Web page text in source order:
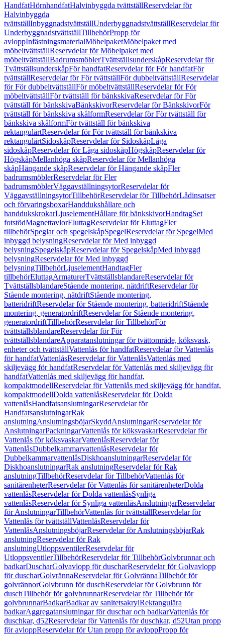
HandfatHörnhandfatHalvinbyggda tvättställReservdelar för
Halvinbyggda
tvättställInbyggnadstvättställUnderbyggnadstvättställReservdelar för
UnderbyggnadstvättställTillbehörPropp för
avloppInfästningsmaterialMöbelpaketMöbelpaket med
möbeltvättställReservdelar för Möbelpaket med
möbeltvättställBadrumsmöblerTvättställsunderskåpReservdelar för
TvättställsunderskåpFör handfatReservdelar för För handfatFör
tvättställReservdelar för För tvättställFör dubbeltvättställReservdelar
för För dubbeltvättställFör möbeltvättställReservdelar för För
möbeltvättställFör tvättställ för bänkskivaReservdelar för För
tvättställ för bänkskivaBänkskivorReservdelar för BänkskivorFör
tvättställ för bänkskiva skålformReservdelar för För tvättställ för
bänkskiva skålformFör tvättställ för bänkskiva
rektangulärtReservdelar för För tvättställ för bänkskiva
rektangulärtSidoskåpReservdelar för SidoskåpLåga
sidoskåpReservdelar för Låga sidoskåpHögskåpReservdelar för
HögskåpMellanhöga skåpReservdelar för Mellanhöga
skåpHängande skåpReservdelar för Hängande skåpFler
badrumsmöblerReservdelar för Fler
badrumsmöblerVäggavställningsytorReservdelar för
VäggavställningsytorTillbehörReservdelar för TillbehörLådinsatser
och förvaringsboxarHanddukshållare och
handdukskrokarLjuselementHållare för bänkskivorHandtagSet
fotstödMagnettavlorEluttagReservdelar för EluttagFler
tillbehörSpeglar och spegelskåpSpegelReservdelar för SpegelMed
inbyggd belysningReservdelar för Med inbyggd
belysningSpegelskåpReservdelar för SpegelskåpMed inbyggd
belysningReservdelar för Med inbyggd
belysningTillbehörLjuselementHandtagFler
tillbehörEluttagArmaturerTvättställsblandareReservdelar för
TvättställsblandareStående montering, nätdriftReservdelar för
Stående montering, nätdriftStående montering,
batteridriftReservdelar för Stående montering, batteridriftStående
montering, generatordriftReservdelar för Stående montering,
generatordriftTillbehörReservdelar för TillbehörFör
tvättställsblandareReservdelar för För
tvättställsblandareApparatanslutningar för tvättområde, köksvask,
enheter och tvättställVattenlås för handfatReservdelar för Vattenlås
för handfatVattenlåsReservdelar för VattenlåsVattenlås med
skiljevägg för handfatReservdelar för Vattenlås med skiljevägg för
handfatVattenlås med skiljevägg för handfat,
kompaktmodellReservdelar för Vattenlås med skiljevägg för handfat,
kompaktmodellDolda vattenlåsReservdelar för Dolda
vattenlåsHandfatsanslutningarReservdelar för
HandfatsanslutningarRak
anslutningAnslutningsböjarSkyddAnslutningarReservdelar för
AnslutningarPackningarVattenlås för köksvaskarReservdelar för
Vattenlås för köksvaskarVattenlåsReservdelar för
VattenlåsDubbelkammarvattenlåsReservdelar för
DubbelkammarvattenlåsDiskhoanslutningarReservdelar för
DiskhoanslutningarRak anslutningReservdelar för Rak
anslutningTillbehörReservdelar för TillbehörVattenlås för
sanitärenheterReservdelar för Vattenlås för sanitärenheterDolda
vattenlåsReservdelar för Dolda vattenlåsSynliga
vattenlåsReservdelar för Synliga vattenlåsAnslutningarReservdelar
för AnslutningarTillbehörVattenlås för tvättställReservdelar för
Vattenlås för tvättställVattenlåsReservdelar för
VattenlåsAnslutningsböjarReservdelar för AnslutningsböjarRak
anslutningReservdelar för Rak
anslutningUtloppsventilerReservdelar för
UtloppsventilerTillbehörReservdelar för TillbehörGolvbrunnar och
badkarDuscharGolvavlopp för duscharReservdelar för Golvavlopp
för duscharGolvrännaReservdelar för GolvrännaTillbehör för
golvrännorGolvbrunn för duschReservdelar för Golvbrunn för
duschTillbehör för golvbrunnarReservdelar för Tillbehör för
golvbrunnarBadkarBadkar av sanitetsakrylRektangulära
badkarAggregatanslutningar för duschar och badkarVattenlås för
duschkar, d52Reservdelar för Vattenlås för duschkar, d52Utan propp
för avloppReservdelar för Utan propp för avloppPropp för